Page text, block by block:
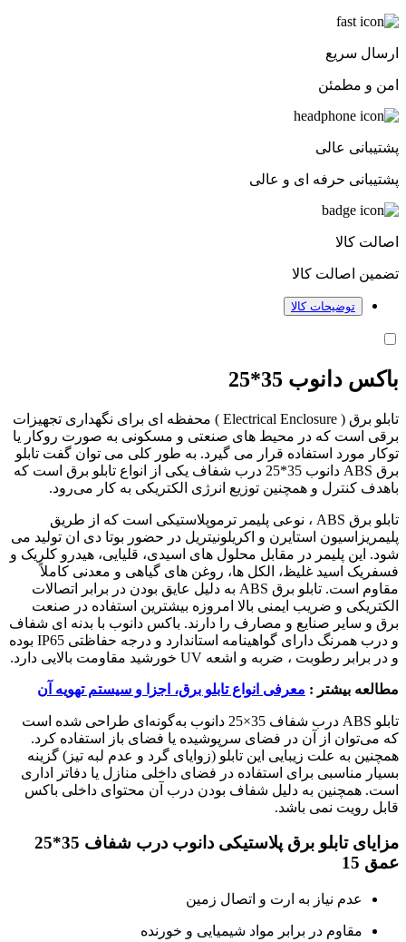
ارسال سریع
امن و مطمئن
پشتیبانی عالی
پشتیبانی حرفه ای و عالی
اصالت کالا
تضمین اصالت کالا
توضیحات کالا
باکس دانوب 35*25
تابلو برق ( Electrical Enclosure ) محفظه ای برای نگهداری تجهیزات
برقی است که در محیط های صنعتی و مسکونی به صورت روکار یا
توکار مورد استفاده قرار می گیرد. به طور کلی می توان گفت تابلو
برق ABS دانوب 35*25 درب شفاف یکی از انواع تابلو برق است که
باهدف کنترل و همچنین توزیع انرژی الکتریکی به کار می‌رود.
تابلو برق ABS ، نوعی پلیمر ترموپلاستیکی است که از طریق
پلیمریزاسیون استایرن و اکریلونیتریل در حضور بوتا دی ان تولید می
شود. این پلیمر در مقابل محلول های اسیدی، قلیایی، هیدرو کلریک و
فسفریک اسید غلیظ، الکل ها، روغن های گیاهی و معدنی کاملاً
مقاوم است. تابلو برق ABS به دلیل عایق بودن در برابر اتصالات
الکتریکی و ضریب ایمنی بالا امروزه بیشترین استفاده در صنعت
برق و سایر صنایع و مصارف را دارند. باکس دانوب با بدنه ای شفاف
و درب همرنگ دارای گواهینامه استاندارد و درجه حفاظتی IP65 بوده
و در برابر رطوبت ، ضربه و اشعه UV خورشید مقاومت بالایی دارد.
مطالعه بیشتر : معرفی انواع تابلو برق، اجزا و سیستم تهویه آن
تابلو ABS درب شفاف 35×25 دانوب به‌گونه‌ای طراحی شده است
که می‌توان از آن در فضای سرپوشیده یا فضای باز استفاده کرد.
همچنین به علت زیبایی این تابلو (زوایای گرد و عدم لبه تیز) گزینه
بسیار مناسبی برای استفاده در فضای داخلی منازل یا دفاتر اداری
است. همچنین به دلیل شفاف بودن درب آن محتوای داخلی باکس
قابل رویت نمی باشد.
مزایای تابلو برق پلاستیکی دانوب درب شفاف 35*25
عمق 15
عدم نیاز به ارت و اتصال زمین
مقاوم در برابر مواد شیمیایی و خورنده